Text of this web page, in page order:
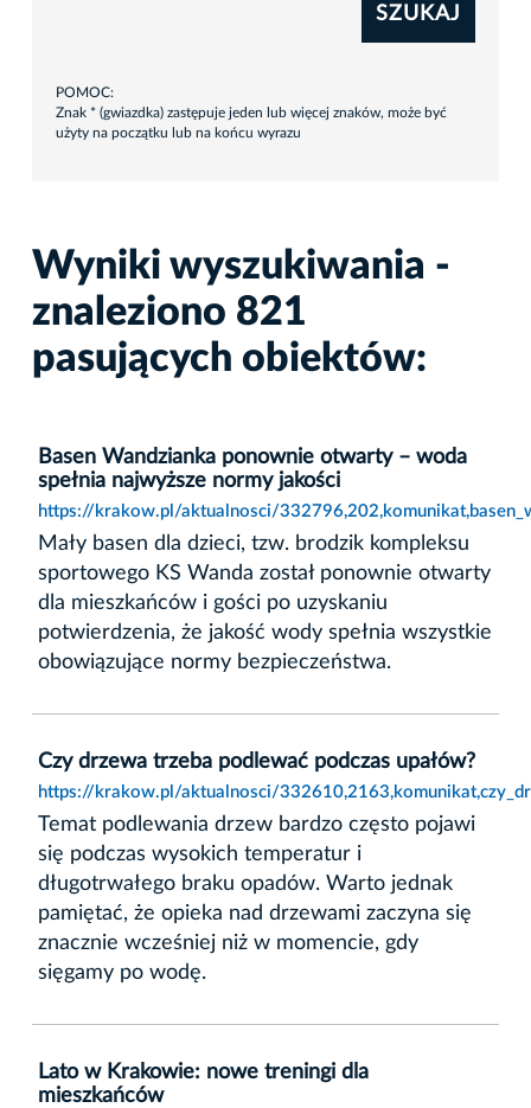
SZUKAJ
POMOC:
Znak * (gwiazdka) zastępuje jeden lub więcej znaków, może być
użyty na początku lub na końcu wyrazu
Wyniki wyszukiwania -
znaleziono 821
pasujących obiektów:
Basen Wandzianka ponownie otwarty – woda
spełnia najwyższe normy jakości
https://krakow.pl/aktualnosci/
Mały basen dla dzieci, tzw. brodzik kompleksu
sportowego KS Wanda został ponownie otwarty
dla mieszkańców i gości po uzyskaniu
potwierdzenia, że jakość wody spełnia wszystkie
obowiązujące normy bezpieczeństwa.
Czy drzewa trzeba podlewać podczas upałów?
https://krakow.pl/aktualnosci/
Temat podlewania drzew bardzo często pojawi
się podczas wysokich temperatur i
długotrwałego braku opadów. Warto jednak
pamiętać, że opieka nad drzewami zaczyna się
znacznie wcześniej niż w momencie, gdy
sięgamy po wodę.
Lato w Krakowie: nowe treningi dla
mieszkańców